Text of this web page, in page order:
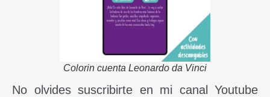
Colorin cuenta Leonardo da Vinci
No olvides suscribirte en mi canal Youtube